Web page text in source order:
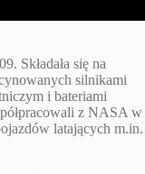
Składała się na
silnikami
i bateriami
z NASA w
latających m.in.